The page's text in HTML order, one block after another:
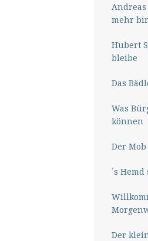
mehr
Hubert
bleibe
Das
Was
können
Der
´s
Der